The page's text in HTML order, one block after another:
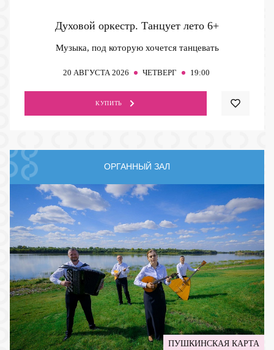
Духовой оркестр. Танцует лето 6+
Музыка, под которую хочется танцевать
20 АВГУСТА 2026 ЧЕТВЕРГ 19:00
КУПИТЬ
ОРГАННЫЙ ЗАЛ
ПУШКИНСКАЯ КАРТА